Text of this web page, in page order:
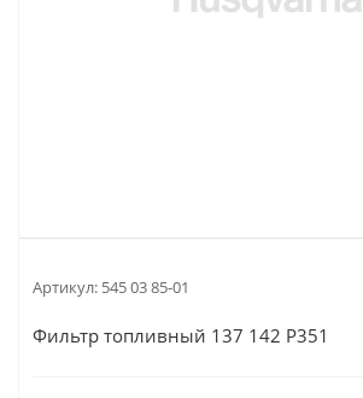
Артикул: 545 03 85-01
Фильтр топливный 137 142 P351